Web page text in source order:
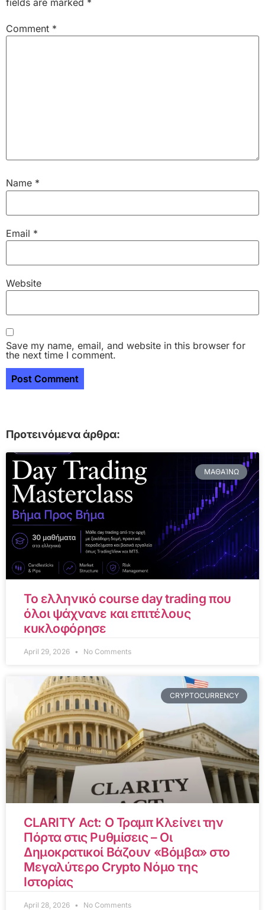
Comment *
Name *
Email *
Website
Save my name, email, and website in this browser for
the next time I comment.
Προτεινόμενα άρθρα:
ΜΑΘΑΊΝΩ
Το ελληνικό course day trading που
όλοι ψάχνανε και επιτέλους
κυκλοφόρησε
April 29, 2026 No Comments
CRYPTOCURRENCY
CLARITY Act: Ο Τραμπ Κλείνει την
Πόρτα στις Ρυθμίσεις – Οι
Δημοκρατικοί Βάζουν «Βόμβα» στο
Μεγαλύτερο Crypto Νόμο της
Ιστορίας
April 28, 2026 No Comments